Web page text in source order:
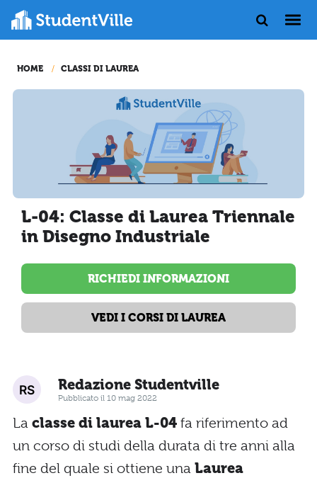
HOME CLASSI DI LAUREA
L-04: Classe di Laurea Triennale
in Disegno Industriale
RICHIEDI INFORMAZIONI
VEDI I CORSI DI LAUREA
Redazione Studentville
Pubblicato il 10 mag 2022
La classe di laurea L-04 fa riferimento ad
un corso di studi della durata di tre anni alla
fine del quale si ottiene una Laurea